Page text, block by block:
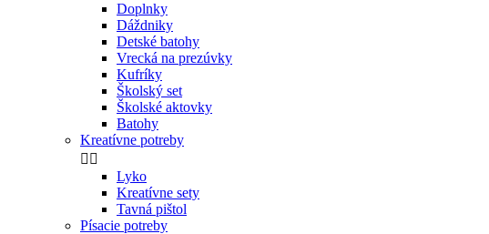
Doplnky
Dáždniky
Detské batohy
Vrecká na prezúvky
Kufríky
Školský set
Školské aktovky
Batohy
Kreatívne potreby
 
Lyko
Kreatívne sety
Tavná pištol
Písacie potreby